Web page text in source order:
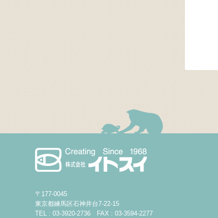
〒177-0045
東京都練馬区石神井台7-22-15
TEL : 03-3920-2736 FAX : 03-3594-2277